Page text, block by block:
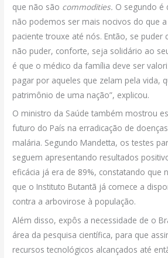
que não são commodities. O segundo é
não podemos ser mais nocivos do que
paciente trouxe até nós. Então, se puder
não puder, conforte, seja solidário ao
é que o médico da família deve ser
pagar por aqueles que zelam pela vida,
patrimônio de uma nação”, explicou.
O ministro da Saúde também mostrou
futuro do País na erradicação de
malária. Segundo Mandetta, os testes
seguem apresentando resultados
eficácia já era de 89%, constatando que
que o Instituto Butantã já comece a
contra a arbovirose à população.
Além disso, expôs a necessidade de o
área da pesquisa científica, para que
recursos tecnológicos alcançados até